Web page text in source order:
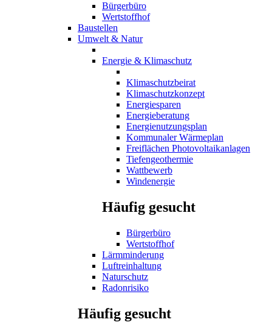
Bürgerbüro
Wertstoffhof
Baustellen
Umwelt & Natur
Energie & Klimaschutz
Klimaschutzbeirat
Klimaschutzkonzept
Energiesparen
Energieberatung
Energienutzungsplan
Kommunaler Wärmeplan
Freiflächen Photovoltaikanlagen
Tiefengeothermie
Wattbewerb
Windenergie
Häufig gesucht
Bürgerbüro
Wertstoffhof
Lärmminderung
Luftreinhaltung
Naturschutz
Radonrisiko
Häufig gesucht